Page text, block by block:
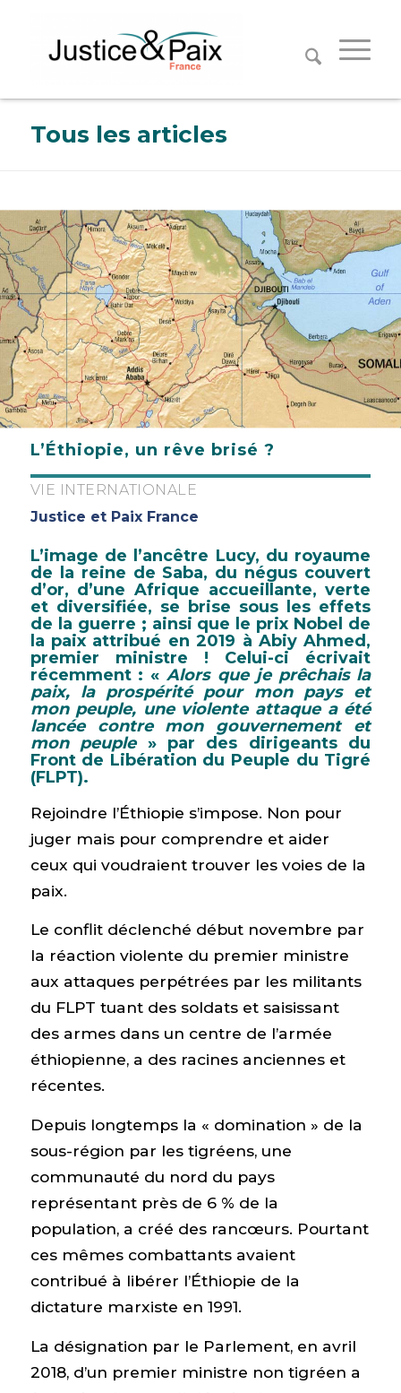
Tous les articles
L’Éthiopie, un rêve brisé ?
VIE INTERNATIONALE
Justice et Paix France
L’image de l’ancêtre Lucy, du royaume
de la reine de Saba, du négus couvert
d’or, d’une Afrique accueillante, verte
et diversifiée, se brise sous les effets
de la guerre ; ainsi que le prix Nobel de
la paix attribué en 2019 à Abiy Ahmed,
premier ministre ! Celui-ci écrivait
récemment : «Alors que je prêchais la
paix, la prospérité pour mon pays et
mon peuple, une violente attaque a été
lancée contre mon gouvernement et
mon peuple» par des dirigeants du
Front de Libération du Peuple du Tigré
(FLPT).
Rejoindre l’Éthiopie s’impose. Non pour
juger mais pour comprendre et aider
ceux qui voudraient trouver les voies de la
paix.
Le conflit déclenché début novembre par
la réaction violente du premier ministre
aux attaques perpétrées par les militants
du FLPT tuant des soldats et saisissant
des armes dans un centre de l’armée
éthiopienne, a des racines anciennes et
récentes.
Depuis longtemps la « domination » de la
sous-région par les tigréens, une
communauté du nord du pays
représentant près de 6 % de la
population, a créé des rancœurs. Pourtant
ces mêmes combattants avaient
contribué à libérer l’Éthiopie de la
dictature marxiste en 1991.
La désignation par le Parlement, en avril
2018, d’un premier ministre non tigréen a